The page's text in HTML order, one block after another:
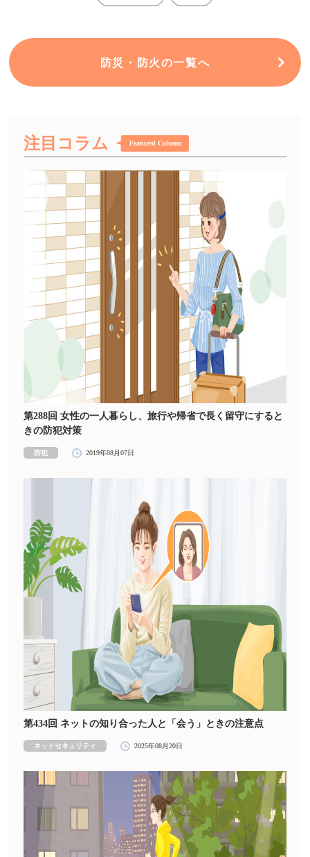
防災・防火の一覧へ
注目コラム Featured Column
第288回 女性の一人暮らし、旅行や帰省で長く留守にすると
きの防犯対策
防犯 2019年08月07日
第434回 ネットの知り合った人と「会う」ときの注意点
ネットセキュリティ 2025年08月20日